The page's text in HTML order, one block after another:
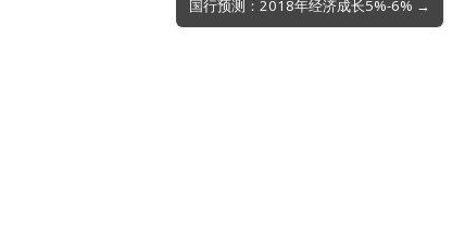
国行预测：2018年经济成长5%-6% →